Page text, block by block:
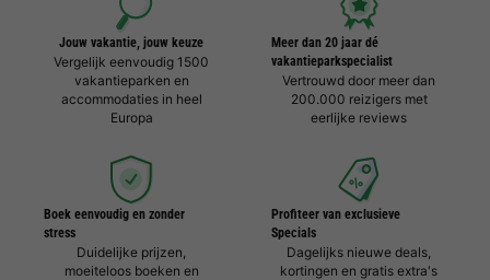
Jouw vakantie, jouw keuze
Vergelijk eenvoudig 1500
vakantieparken en
accommodaties in heel
Europa
Meer dan 20 jaar dé
vakantieparkspecialist
Vertrouwd door meer dan
200.000 reizigers met
eerlijke reviews
Boek eenvoudig en zonder
stress
Duidelijke prijzen,
moeiteloos boeken en
Profiteer van exclusieve
Specials
Dagelijks nieuwe deals,
kortingen en gratis extra's